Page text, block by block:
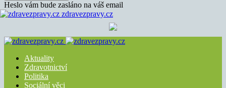
Heslo vám bude zasláno na váš email
zdravezpravy.cz
Aktuality
Zdravotnictví
Politika
Sociální věci